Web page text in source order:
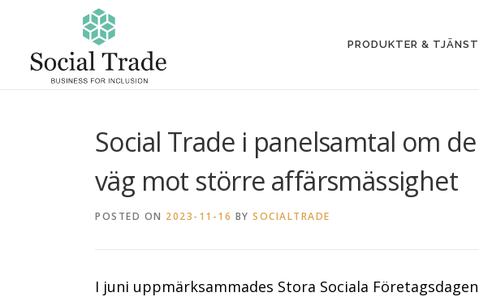
PRODUKTER &
Social Trade i panelsamtal om
väg mot större affärsmässighet
POSTED ON 2023-11-16 BY SOCIALTRADE
I juni uppmärksammades Stora Sociala